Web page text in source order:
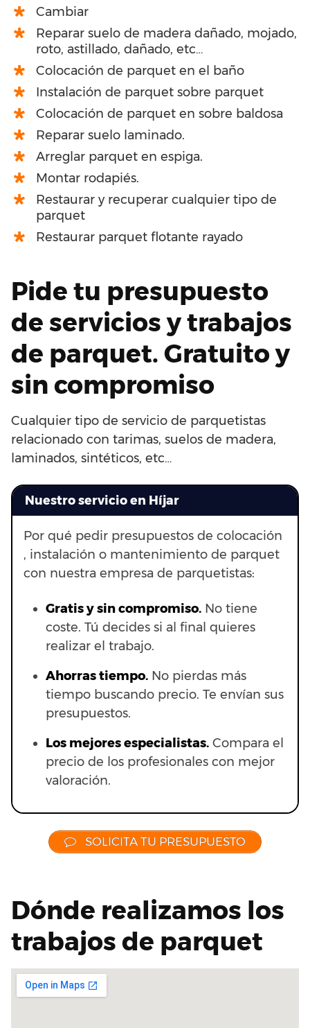
Cambiar
Reparar suelo de madera dañado, mojado,
roto, astillado, dañado, etc…
Colocación de parquet en el baño
Instalación de parquet sobre parquet
Colocación de parquet en sobre baldosa
Reparar suelo laminado.
Arreglar parquet en espiga.
Montar rodapiés.
Restaurar y recuperar cualquier tipo de
parquet
Restaurar parquet flotante rayado
Pide tu presupuesto
de servicios y trabajos
de parquet. Gratuito y
sin compromiso
Cualquier tipo de servicio de parquetistas
relacionado con tarimas, suelos de madera,
laminados, sintéticos, etc…
Nuestro servicio en Híjar
Por qué pedir presupuestos de colocación
, instalación o mantenimiento de parquet
con nuestra empresa de parquetistas:
Gratis y sin compromiso. No tiene
coste. Tú decides si al final quieres
realizar el trabajo.
Ahorras tiempo. No pierdas más
tiempo buscando precio. Te envían sus
presupuestos.
Los mejores especialistas. Compara el
precio de los profesionales con mejor
valoración.
SOLICITA TU PRESUPUESTO
Dónde realizamos los
trabajos de parquet